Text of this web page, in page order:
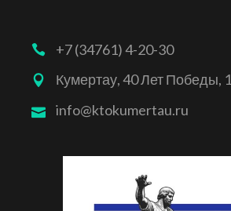
+7 (34761) 4-20-30
Кумертау, 40 Лет Победы, 1
info@ktokumertau.ru